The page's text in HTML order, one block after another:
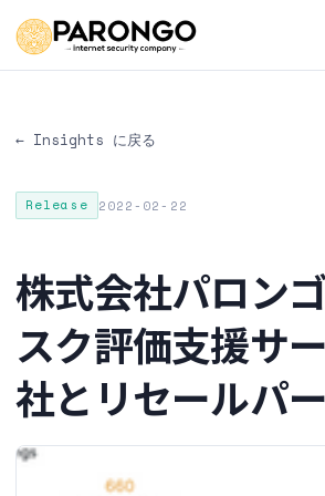
← Insights に戻る
Release 2022-02-22
株式会社パロン
スク評価支援サ
社とリセールパ